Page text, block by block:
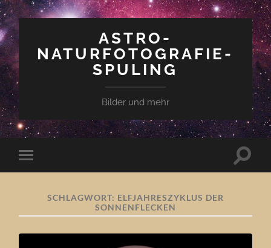
ASTRO-
NATURFOTOGRAFIE-
SPULING
Bilder und mehr
Mobile-
Menü
SCHLAGWORT: ELFJAHRESZYKLUS DER
SONNENFLECKEN